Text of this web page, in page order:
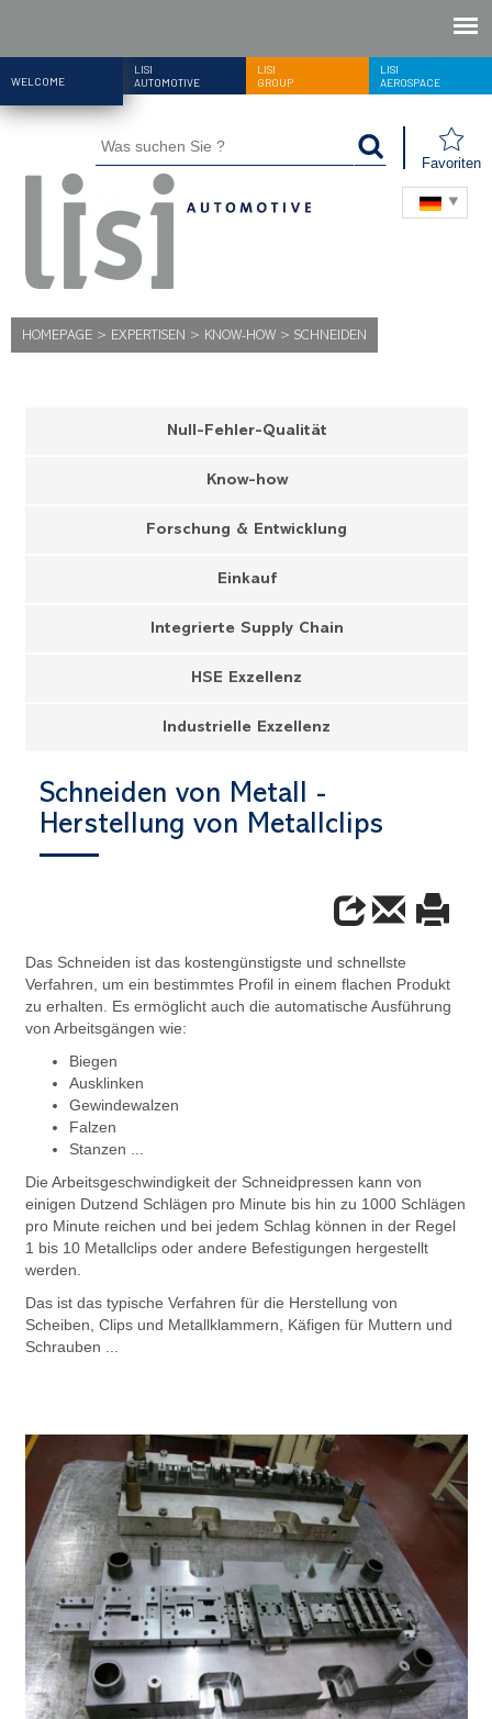
WELCOME
LISI
AUTOMOTIVE
LISI
GROUP
LISI
AEROSPACE
Favoriten
HOMEPAGE > EXPERTISEN > KNOW-HOW > SCHNEIDEN
Null-Fehler-Qualität
Know-how
Forschung & Entwicklung
Einkauf
Integrierte Supply Chain
HSE Exzellenz
Industrielle Exzellenz
Schneiden von Metall -
Herstellung von Metallclips
Das Schneiden ist das kostengünstigste und schnellste
Verfahren, um ein bestimmtes Profil in einem flachen Produkt
zu erhalten. Es ermöglicht auch die automatische Ausführung
von Arbeitsgängen wie:
Biegen
Ausklinken
Gewindewalzen
Falzen
Stanzen ...
Die Arbeitsgeschwindigkeit der Schneidpressen kann von
einigen Dutzend Schlägen pro Minute bis hin zu 1000 Schlägen
pro Minute reichen und bei jedem Schlag können in der Regel
1 bis 10 Metallclips oder andere Befestigungen hergestellt
werden.
Das ist das typische Verfahren für die Herstellung von
Scheiben, Clips und Metallklammern, Käfigen für Muttern und
Schrauben ...